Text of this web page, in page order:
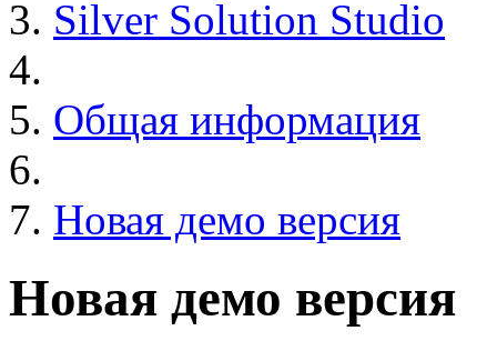
Silver Solution Studio
Общая информация
Новая демо версия
Новая демо версия